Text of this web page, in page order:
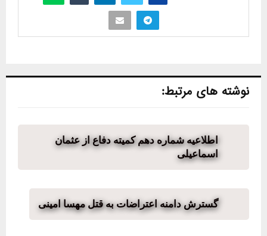
نوشته های مرتبط:
اطلاعیه شماره دهم کمیته دفاع از عثمان
اسماعیلی
گسترش دامنه اعتراضات به قتل مهسا امینی